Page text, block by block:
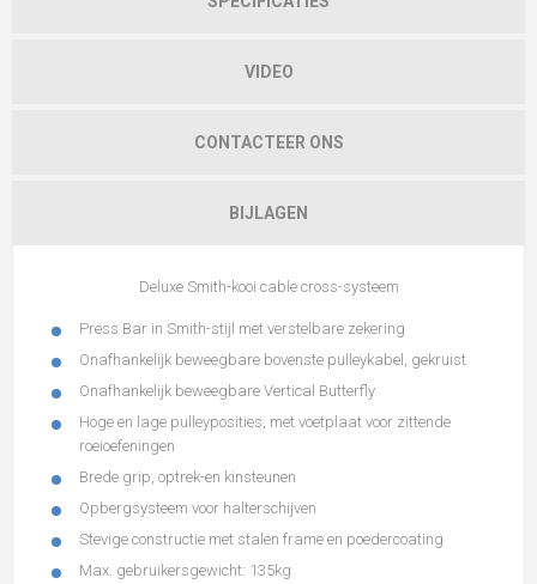
VIDEO
CONTACTEER ONS
BIJLAGEN
Deluxe Smith-kooi cable cross-systeem
Press Bar in Smith-stijl met verstelbare zekering
Onafhankelijk beweegbare bovenste pulleykabel, gekruist
Onafhankelijk beweegbare Vertical Butterfly
Hoge en lage pulleyposities, met voetplaat voor zittende
roeioefeningen
Brede grip, optrek-en kinsteunen
Opbergsysteem voor halterschijven
Stevige constructie met stalen frame en poedercoating
Max. gebruikersgewicht: 135kg